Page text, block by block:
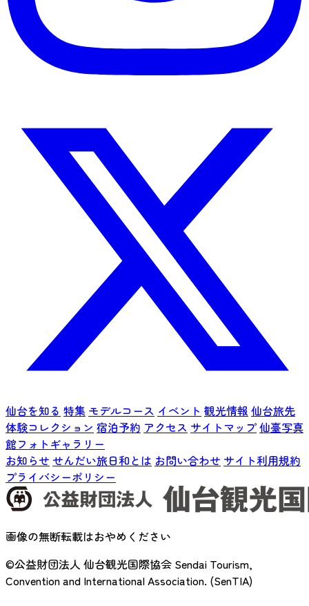
仙台を知る 特集 モデルコース イベント 観光情報 仙台旅先
体験コレクション 宿泊予約 アクセス サイトマップ仙臺写真
館フォトギャラリー
お知らせ せんだい旅日和とは お問い合わせ サイト利用規約
プライバシーポリシー
画像の無断転載はおやめください
©公益財団法人 仙台観光国際協会 Sendai Tourism,
Convention and International Association. (SenTIA)